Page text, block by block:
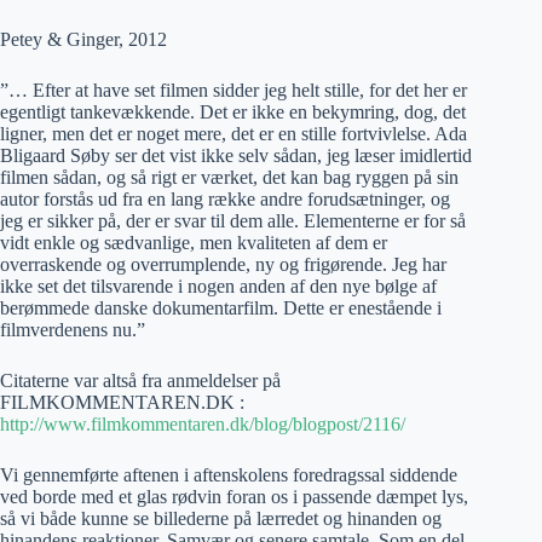
Petey & Ginger, 2012
”… Efter at have set filmen sidder jeg helt stille, for det her er
egentligt tankevækkende. Det er ikke en bekymring, dog, det
ligner, men det er noget mere, det er en stille fortvivlelse. Ada
Bligaard Søby ser det vist ikke selv sådan, jeg læser imidlertid
filmen sådan, og så rigt er værket, det kan bag ryggen på sin
autor forstås ud fra en lang række andre forudsætninger, og
jeg er sikker på, der er svar til dem alle. Elementerne er for så
vidt enkle og sædvanlige, men kvaliteten af dem er
overraskende og overrumplende, ny og frigørende. Jeg har
ikke set det tilsvarende i nogen anden af den nye bølge af
berømmede danske dokumentarfilm. Dette er enestående i
filmverdenens nu.”
Citaterne var altså fra anmeldelser på
FILMKOMMENTAREN.DK :
http://www.filmkommentaren.dk/blog/blogpost/2116/
Vi gennemførte aftenen i aftenskolens foredragssal siddende
ved borde med et glas rødvin foran os i passende dæmpet lys,
så vi både kunne se billederne på lærredet og hinanden og